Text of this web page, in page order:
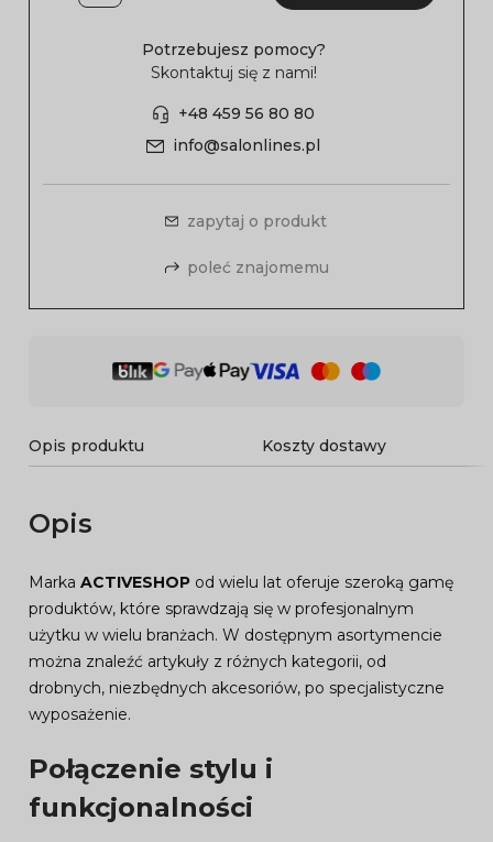
Potrzebujesz pomocy?
Skontaktuj się z nami!
+48 459 56 80 80
info@salonlines.pl
zapytaj o produkt
poleć znajomemu
Opis produktu Koszty dostawy
Opis
Marka ACTIVESHOP od wielu lat oferuje szeroką gamę
produktów, które sprawdzają się w profesjonalnym
użytku w wielu branżach. W dostępnym asortymencie
można znaleźć artykuły z różnych kategorii, od
drobnych, niezbędnych akcesoriów, po specjalistyczne
wyposażenie.
Połączenie stylu i
funkcjonalności